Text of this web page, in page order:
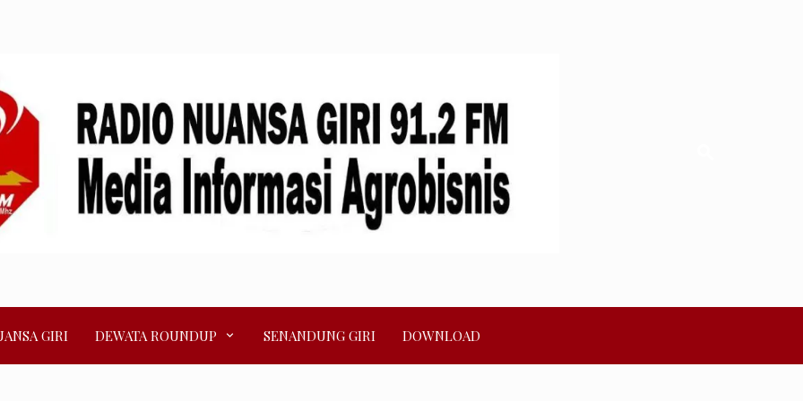
GIRI DEWATA ROUNDUP SENANDUNG GIRI DOWNLOAD